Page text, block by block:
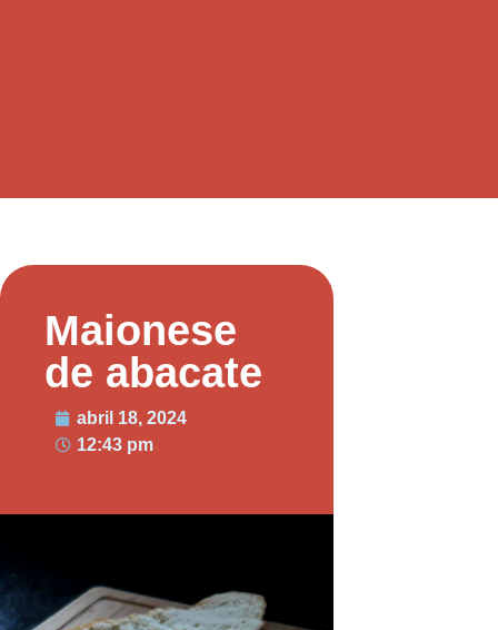
Maionese
de abacate
abril 18, 2024
12:43 pm